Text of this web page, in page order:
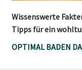
Wissenswerte
Tipps für ein
OPTIMAL BADEN